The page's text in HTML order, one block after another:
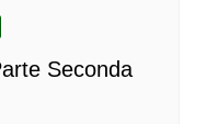
Seconda